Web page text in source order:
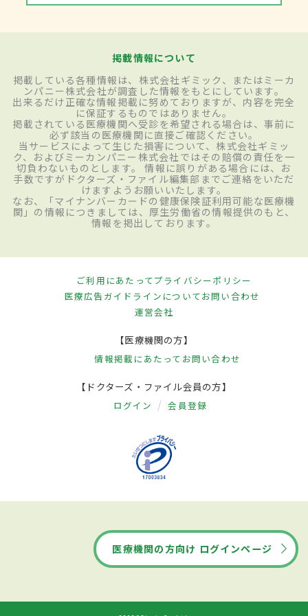
掲載情報について
掲載している各種情報は、株式会社ギミック、またはミーカ
ンパニー株式会社が調査した情報をもとにしています。
出来るだけ正確な情報掲載に努めておりますが、内容を完全
に保証するものではありません。
掲載されている医療機関へ受診を希望される場合は、事前に
必ず該当の医療機関に直接ご確認ください。
当サービスによって生じた損害について、株式会社ギミッ
ク、およびミーカンパニー株式会社ではその賠償の責任を一
切負わないものとします。 情報に誤りがある場合には、お
手数ですがドクターズ・ファイル編集部までご連絡をいただ
けますようお願いいたします。
なお、「マイナンバーカードの健康保険証利用可能な医療機
関」の情報につきましては、厚生労働省の情報提供のもと、
情報を掲出しております。
ご利用にあたってプライバシーポリシー
医療広告ガイドラインについてお問い合わせ
運営会社
【医療機関の方】
情報掲載にあたって お問い合わせ
【ドクターズ・ファイル会員の方】
ログイン 会員登録
医療機関の方向け ログインページ